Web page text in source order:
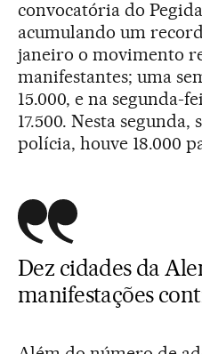
convocatória do
acumulando um
janeiro o movimento
manifestantes; uma
15.000, e na segunda-
17.500. Nesta
polícia, houve 18.000
Dez cidades da
manifestações